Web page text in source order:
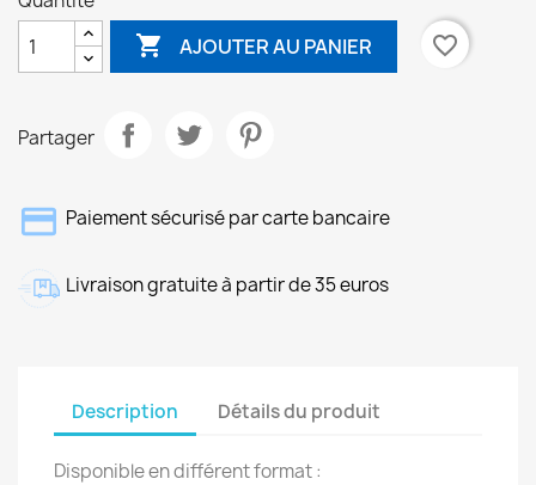
 AJOUTER AU PANIER favorite_border
Partager
Paiement sécurisé par carte bancaire
Livraison gratuite à partir de 35 euros
Description Détails du produit
Disponible en différent format :